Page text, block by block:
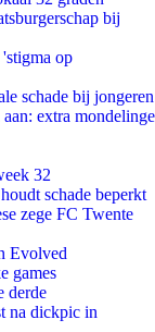
bij
op
schade bij jongeren
extra mondelinge
32
schade beperkt
zege FC Twente
Evolved
games
derde
na dickpic in